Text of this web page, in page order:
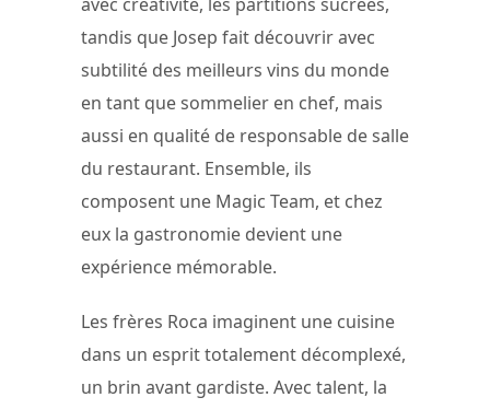
avec créativité, les partitions sucrées,
tandis que Josep fait découvrir avec
subtilité des meilleurs vins du monde
en tant que sommelier en chef, mais
aussi en qualité de responsable de salle
du restaurant. Ensemble, ils
composent une Magic Team, et chez
eux la gastronomie devient une
expérience mémorable.
Les frères Roca imaginent une cuisine
dans un esprit totalement décomplexé,
un brin avant gardiste. Avec talent, la